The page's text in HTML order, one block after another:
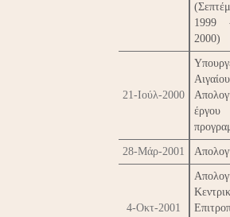
1999
2000)
21-Ιούλ-2000
28-Μάρ-2001
4-Οκτ-2001